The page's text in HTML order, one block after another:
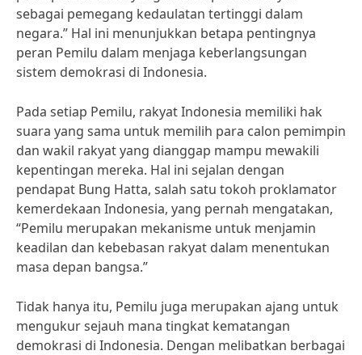
sebagai pemegang kedaulatan tertinggi dalam
negara.” Hal ini menunjukkan betapa pentingnya
peran Pemilu dalam menjaga keberlangsungan
sistem demokrasi di Indonesia.
Pada setiap Pemilu, rakyat Indonesia memiliki hak
suara yang sama untuk memilih para calon pemimpin
dan wakil rakyat yang dianggap mampu mewakili
kepentingan mereka. Hal ini sejalan dengan
pendapat Bung Hatta, salah satu tokoh proklamator
kemerdekaan Indonesia, yang pernah mengatakan,
“Pemilu merupakan mekanisme untuk menjamin
keadilan dan kebebasan rakyat dalam menentukan
masa depan bangsa.”
Tidak hanya itu, Pemilu juga merupakan ajang untuk
mengukur sejauh mana tingkat kematangan
demokrasi di Indonesia. Dengan melibatkan berbagai